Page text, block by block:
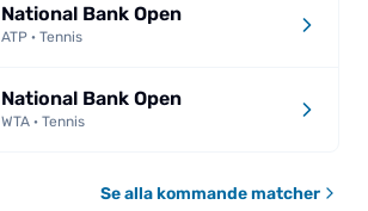
National Bank Open
ATP · Tennis
National Bank Open
WTA · Tennis
Se alla kommande matcher